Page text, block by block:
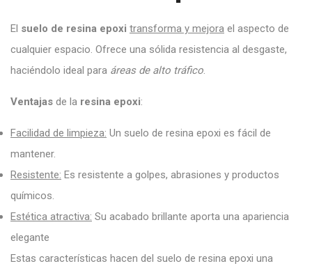
El suelo de resina epoxi transforma y mejora el aspecto de
cualquier espacio. Ofrece una sólida resistencia al desgaste,
haciéndolo ideal para áreas de alto tráfico.
Ventajas de la resina epoxi:
Facilidad de limpieza: Un suelo de resina epoxi es fácil de
mantener.
Resistente: Es resistente a golpes, abrasiones y productos
químicos.
Estética atractiva: Su acabado brillante aporta una apariencia
elegante
Estas características hacen del suelo de resina epoxi una